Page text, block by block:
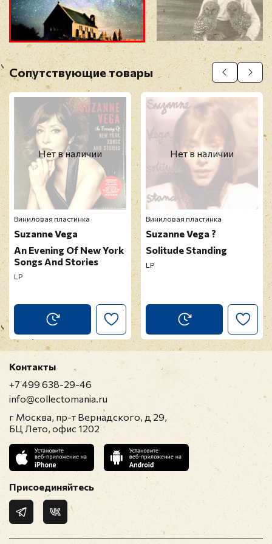
Прикрепить фото
Оставить отзыв
Перед публикацией отзывы проходят
модерацию
Сопутствующие товары
Нет в наличии
Виниловая пластинка
Suzanne Vega ‎
An Evening Of New York
Songs And Stories
LP
Нет в наличии
Виниловая пластинка
Suzanne Vega ?
Solitude Standing
LP
Контакты
+7 499 638-29-46
info@collectomania.ru
г Москва, пр-т Вернадского, д 29,
БЦ Лето, офис 1202
Присоединяйтесь